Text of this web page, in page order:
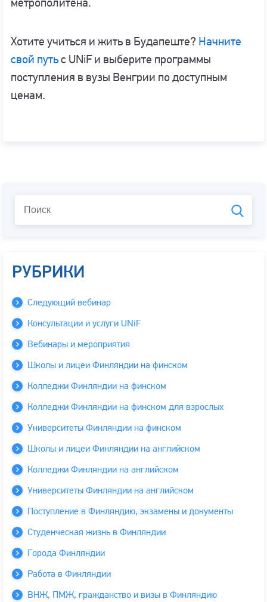
Хотите учиться и жить в Будапеште? Начните
свой путьс UNiF и выберите программы
поступления в вузы Венгрии по доступным
ценам.
РУБРИКИ
Следующий вебинар
Консультации и услуги UNiF
Вебинары и мероприятия
Школы и лицеи Финляндии на финском
Колледжи Финляндии на финском
Колледжи Финляндии на финском для взрослых
Университеты Финляндии на финском
Школы и лицеи Финляндии на английском
Колледжи Финляндии на английском
Университеты Финляндии на английском
Поступление в Финляндию, экзамены и документы
Студенческая жизнь в Финляндии
Города Финляндии
Работа в Финляндии
ВНЖ, ПМЖ, гражданство и визы в Финляндию